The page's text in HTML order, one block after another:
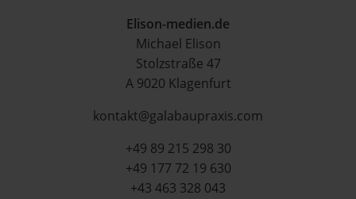
Elison-medien.de
Michael Elison
Stolzstraße 47
A 9020 Klagenfurt
kontakt@galabaupraxis.com
+49 89 215 298 30
+49 177 72 19 630
+43 463 328 043